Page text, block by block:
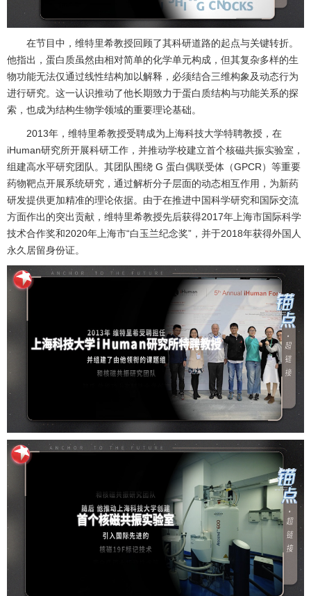
在节目中，维特里希教授回顾了其科研道路的起点与关键转折。
他指出，蛋白质虽然由相对简单的化学单元构成，但其复杂多样的生
物功能无法仅通过线性结构加以解释，必须结合三维构象及动态行为
进行研究。这一认识推动了他长期致力于蛋白质结构与功能关系的探
索，也成为结构生物学领域的重要理论基础。
2013年，维特里希教授受聘成为上海科技大学特聘教授，在
iHuman研究所开展科研工作，并推动学校建立首个核磁共振实验室，
组建高水平研究团队。其团队围绕 G 蛋白偶联受体（GPCR）等重要
药物靶点开展系统研究，通过解析分子层面的动态相互作用，为新药
研发提供更加精准的理论依据。由于在推进中国科学研究和国际交流
方面作出的突出贡献，维特里希教授先后获得2017年上海市国际科学
技术合作奖和2020年上海市“白玉兰纪念奖”，并于2018年获得外国人
永久居留身份证。